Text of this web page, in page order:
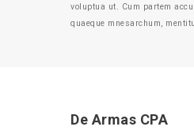
voluptua ut. Cum partem
quaeque mnesarchum,
De Armas CPA